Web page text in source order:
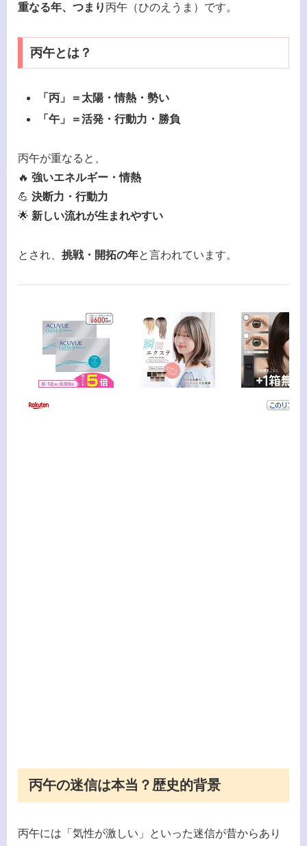
重なる年、つまり丙午（ひのえうま）です。
丙午とは？
「丙」＝太陽・情熱・勢い
「午」＝活発・行動力・勝負
丙午が重なると、
🔥 強いエネルギー・情熱
💪 決断力・行動力
🌟 新しい流れが生まれやすい
とされ、 挑戦・開拓の年と言われています。
丙午の迷信は本当？歴史的背景
丙午には「気性が激しい」といった迷信が昔からあり